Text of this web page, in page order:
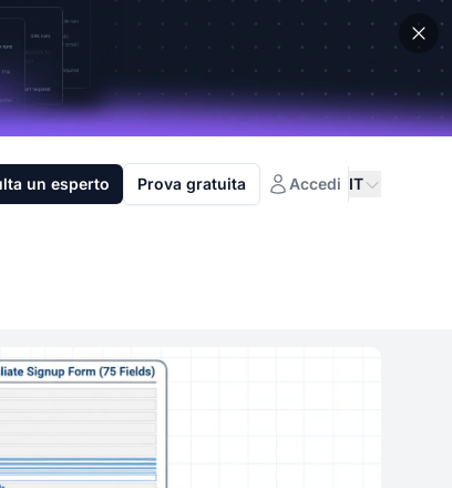
un esperto Prova gratuita Accedi IT